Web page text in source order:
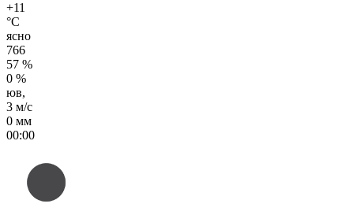
+11
°C
ясно
766
57 %
0 %
юв,
3 м/с
0 мм
00:00